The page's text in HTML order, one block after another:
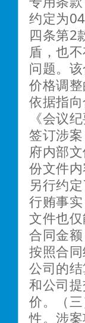
约定为
四条第2
盾，也
问题。
价格调
依据指
《会议
签订涉
府内部
份文件
另行约
行贿事
文件也
合同金
按照合
公司的
和公司
价。（
性。涉